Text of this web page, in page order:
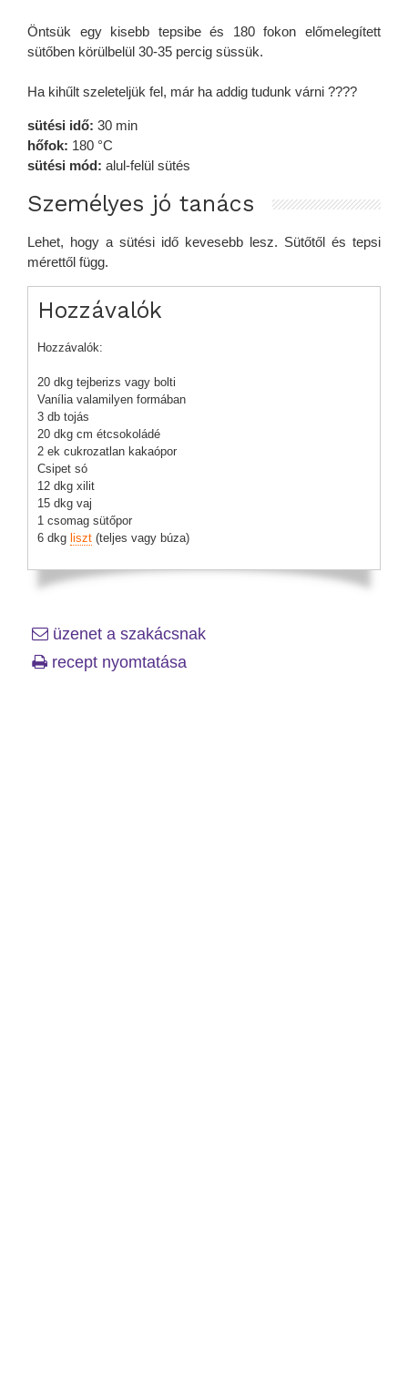
Öntsük egy kisebb tepsibe és 180 fokon előmelegített
sütőben körülbelül 30-35 percig süssük.
Ha kihűlt szeleteljük fel, már ha addig tudunk várni ????
sütési idő: 30 min
hőfok: 180 °C
sütési mód: alul-felül sütés
Személyes jó tanács
Lehet, hogy a sütési idő kevesebb lesz. Sütőtől és tepsi
mérettől függ.
Hozzávalók
Hozzávalók:
20 dkg tejberizs vagy bolti
Vanília valamilyen formában
3 db tojás
20 dkg cm étcsokoládé
2 ek cukrozatlan kakaópor
Csipet só
12 dkg xilit
15 dkg vaj
1 csomag sütőpor
6 dkg liszt (teljes vagy búza)
üzenet a szakácsnak
recept nyomtatása